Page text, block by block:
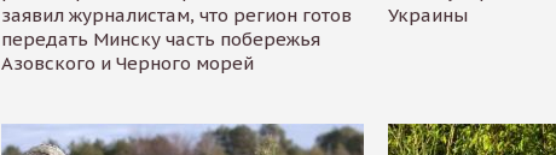
заявил журналистам, что регион готов
передать Минску часть побережья
Азовского и Черного морей
Украины